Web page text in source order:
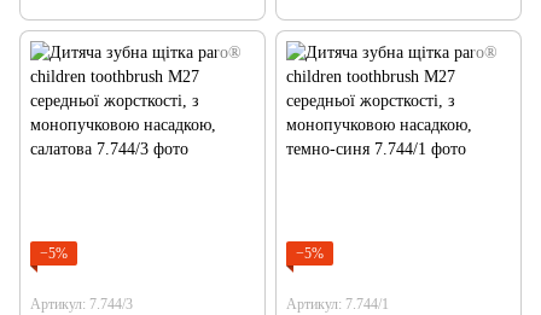
−5%
Артикул: 7.744/3
−5%
Артикул: 7.744/1